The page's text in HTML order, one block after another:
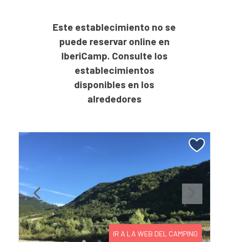
Este establecimiento no se
puede reservar online en
IberiCamp. Consulte los
establecimientos
disponibles en los
alrededores
Previous Next
IR A LA WEB DEL CAMPING